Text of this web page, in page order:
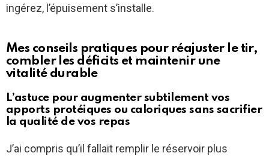
ingérez, l’épuisement s’installe.
Mes conseils pratiques pour réajuster le tir,
combler les déficits et maintenir une
vitalité durable
L’astuce pour augmenter subtilement vos
apports protéiques ou caloriques sans sacrifier
la qualité de vos repas
J’ai compris qu’il fallait remplir le réservoir plus